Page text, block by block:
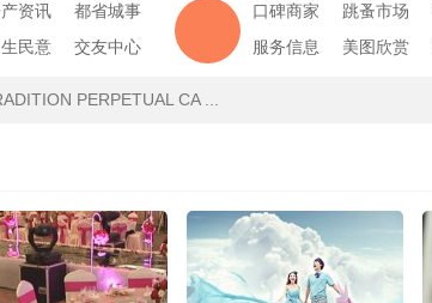
资讯
都省城事
民意 交友中心
口碑商家 跳蚤市场
服务信息
美图欣赏
PERPETUAL CA ...